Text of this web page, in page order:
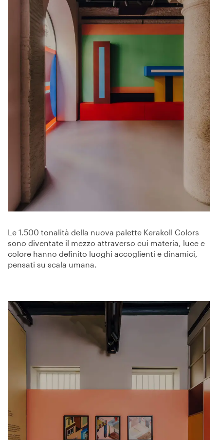
Le 1.500 tonalità della nuova palette Kerakoll Colors
sono diventate il mezzo attraverso cui materia, luce e
colore hanno definito luoghi accoglienti e dinamici,
pensati su scala umana.